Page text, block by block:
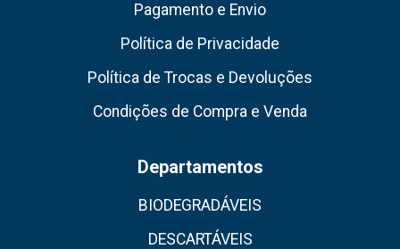
Pagamento e Envio
Política de Privacidade
Política de Trocas e Devoluções
Condições de Compra e Venda
Departamentos
BIODEGRADÁVEIS
DESCARTÁVEIS